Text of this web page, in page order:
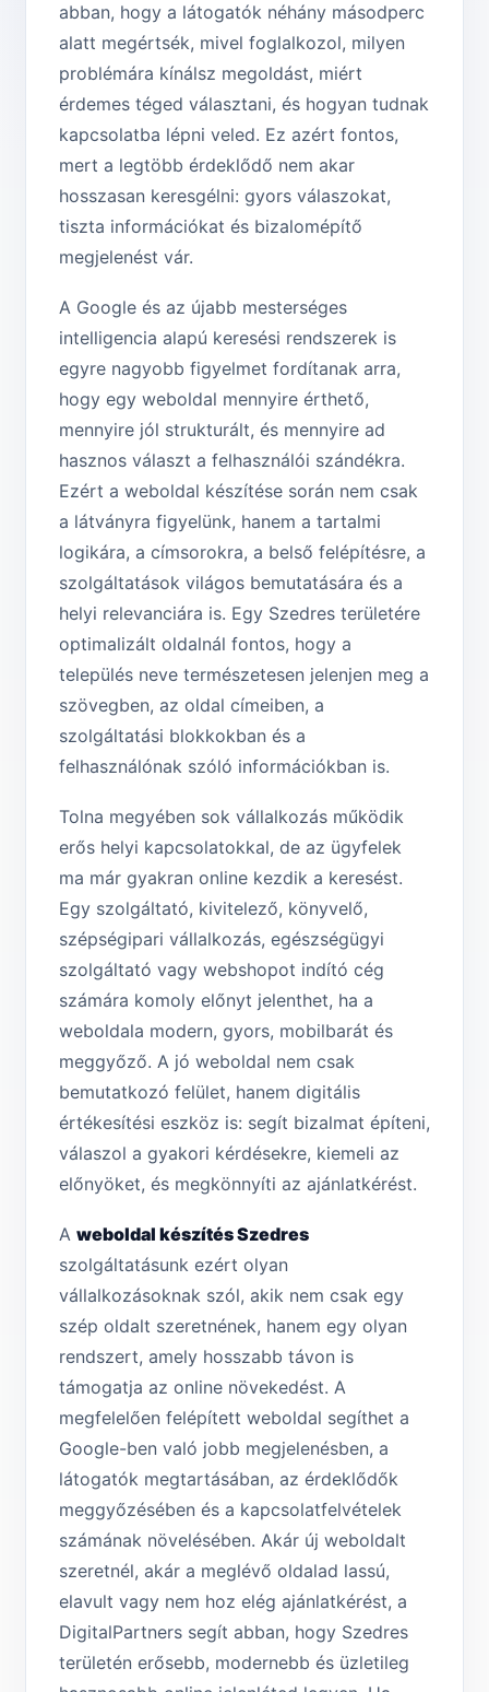
abban, hogy a látogatók néhány másodperc
alatt megértsék, mivel foglalkozol, milyen
problémára kínálsz megoldást, miért
érdemes téged választani, és hogyan tudnak
kapcsolatba lépni veled. Ez azért fontos,
mert a legtöbb érdeklődő nem akar
hosszasan keresgélni: gyors válaszokat,
tiszta információkat és bizalomépítő
megjelenést vár.
A Google és az újabb mesterséges
intelligencia alapú keresési rendszerek is
egyre nagyobb figyelmet fordítanak arra,
hogy egy weboldal mennyire érthető,
mennyire jól strukturált, és mennyire ad
hasznos választ a felhasználói szándékra.
Ezért a weboldal készítése során nem csak
a látványra figyelünk, hanem a tartalmi
logikára, a címsorokra, a belső felépítésre, a
szolgáltatások világos bemutatására és a
helyi relevanciára is. Egy Szedres területére
optimalizált oldalnál fontos, hogy a
település neve természetesen jelenjen meg a
szövegben, az oldal címeiben, a
szolgáltatási blokkokban és a
felhasználónak szóló információkban is.
Tolna megyében sok vállalkozás működik
erős helyi kapcsolatokkal, de az ügyfelek
ma már gyakran online kezdik a keresést.
Egy szolgáltató, kivitelező, könyvelő,
szépségipari vállalkozás, egészségügyi
szolgáltató vagy webshopot indító cég
számára komoly előnyt jelenthet, ha a
weboldala modern, gyors, mobilbarát és
meggyőző. A jó weboldal nem csak
bemutatkozó felület, hanem digitális
értékesítési eszköz is: segít bizalmat építeni,
válaszol a gyakori kérdésekre, kiemeli az
előnyöket, és megkönnyíti az ajánlatkérést.
A weboldal készítés Szedres
szolgáltatásunk ezért olyan
vállalkozásoknak szól, akik nem csak egy
szép oldalt szeretnének, hanem egy olyan
rendszert, amely hosszabb távon is
támogatja az online növekedést. A
megfelelően felépített weboldal segíthet a
Google-ben való jobb megjelenésben, a
látogatók megtartásában, az érdeklődők
meggyőzésében és a kapcsolatfelvételek
számának növelésében. Akár új weboldalt
szeretnél, akár a meglévő oldalad lassú,
elavult vagy nem hoz elég ajánlatkérést, a
DigitalPartners segít abban, hogy Szedres
területén erősebb, modernebb és üzletileg